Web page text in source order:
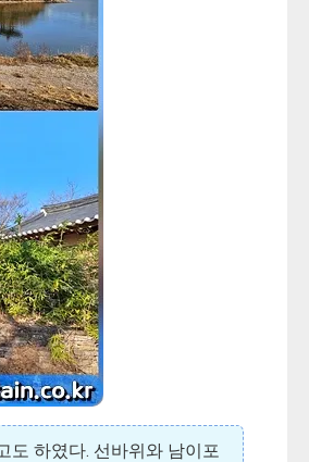
도 하였다. 선바위와 남이포